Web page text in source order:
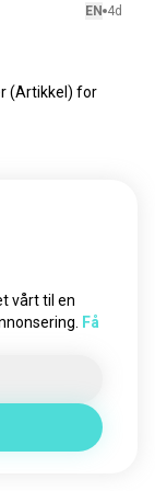
EN 4d
(Artikkel) for
ikke en
men mer
Fravær av
EN 23d
vårt til en
Få